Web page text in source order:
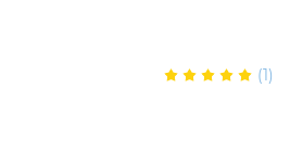
(1)